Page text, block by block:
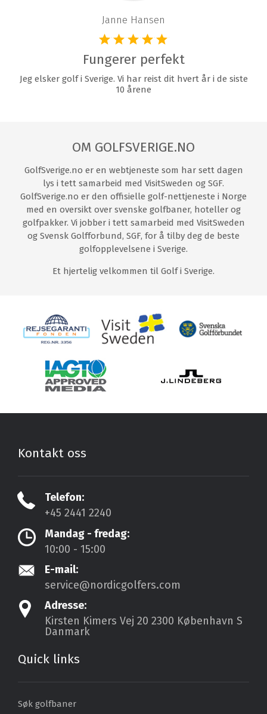
Janne Hansen
Fungerer perfekt
Jeg elsker golf i Sverige. Vi har reist dit hvert år i de siste
10 årene
OM GOLFSVERIGE.NO
GolfSverige.no er en webtjeneste som har sett dagen
lys i tett samarbeid med VisitSweden og SGF.
GolfSverige.no er den offisielle golf-nettjeneste i Norge
med en oversikt over svenske golfbaner, hoteller og
golfpakker. Vi jobber i tett samarbeid med VisitSweden
og Svensk Golfforbund, SGF, for å tilby deg de beste
golfopplevelsene i Sverige.
Et hjertelig velkommen til Golf i Sverige.
Kontakt oss
Telefon:
+45 2441 2240
Mandag - fredag:
10:00 - 15:00
E-mail:
service@nordicgolfers.com
Adresse:
Kirsten Kimers Vej 20 2300 København S
Danmark
Quick links
Søk golfbaner